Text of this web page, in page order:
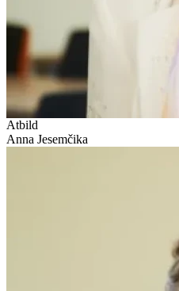
Atbild
Anna Jesemčika